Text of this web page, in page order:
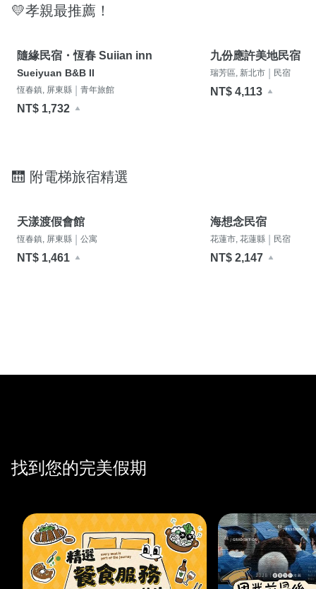
💛孝親最推薦！
隨緣民宿・恆春 Suiian inn
Sueiyuan B&B II
恆春鎮, 屏東縣 青年旅館
NT$ 1,732
九份應許美地民宿
瑞芳區, 新北市 民宿
NT$ 4,113
🛗 附電梯旅宿精選
天漾渡假會館
恆春鎮, 屏東縣 公寓
NT$ 1,461
海想念民宿
花蓮市, 花蓮縣 民宿
NT$ 2,147
找到您的完美假期